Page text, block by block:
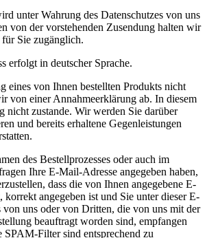
unter Wahrung des Datenschutzes von uns
von der vorstehenden Zusendung halten wir
Sie zugänglich.
erfolgt in deutscher Sprache.
eines von Ihnen bestellten Produkts nicht
von einer Annahmeerklärung ab. In diesem
nicht zustande. Wir werden Sie darüber
und bereits erhaltene Gegenleistungen
des Bestellprozesses oder auch im
Ihre E-Mail-Adresse angegeben haben,
dass die von Ihnen angegebene E-
angegeben ist und Sie unter dieser E-
uns oder von Dritten, die von uns mit der
beauftragt worden sind, empfangen
SPAM-Filter sind entsprechend zu